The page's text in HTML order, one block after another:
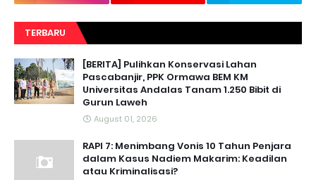
TERBARU
[BERITA] Pulihkan Konservasi Lahan
Pascabanjir, PPK Ormawa BEM KM
Universitas Andalas Tanam 1.250 Bibit di
Gurun Laweh
August 01, 2026
RAPI 7: Menimbang Vonis 10 Tahun Penjara
dalam Kasus Nadiem Makarim: Keadilan
atau Kriminalisasi?